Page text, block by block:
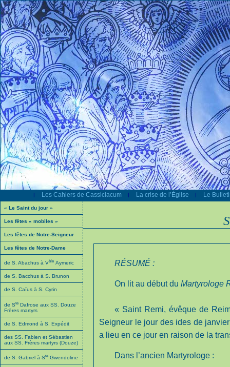
| Les Cahiers de Cassiciacum | La crise de l’Église | Le
« Le Saint du jour »
Les fêtes « mobiles »
Les fêtes de Notre-Seigneur
Les fêtes de Notre-Dame
de S. Abachus à Vble Aymeric
de S. Bacchus à S. Brunon
de S. Caïus à S. Cyrin
de Ste Dafrose aux SS. Douze
Frères martyrs
de S. Edmond à S. Expédit
des SS. Fabien et Sébastien
aux SS. Frères martyrs (Douze)
de S. Gabriel à Ste Gwendoline
RÉSUMÉ :
On lit au début du Martyrologe
« Saint Remi, évêque de
Seigneur le jour des ides de
a lieu en ce jour en raison de la
Dans l’ancien Martyrologe :